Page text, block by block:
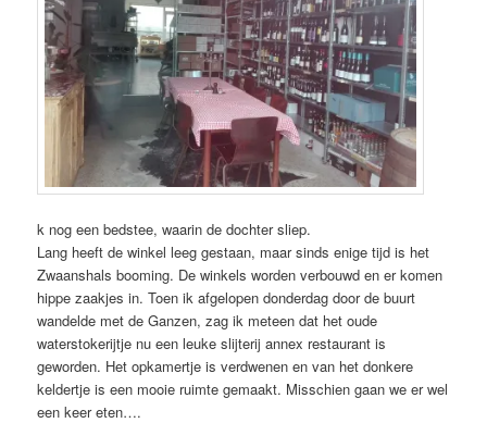
k nog een bedstee, waarin de dochter sliep.
Lang heeft de winkel leeg gestaan, maar sinds enige tijd is het
Zwaanshals booming. De winkels worden verbouwd en er komen
hippe zaakjes in. Toen ik afgelopen donderdag door de buurt
wandelde met de Ganzen, zag ik meteen dat het oude
waterstokerijtje nu een leuke slijterij annex restaurant is
geworden. Het opkamertje is verdwenen en van het donkere
keldertje is een mooie ruimte gemaakt. Misschien gaan we er wel
een keer eten….